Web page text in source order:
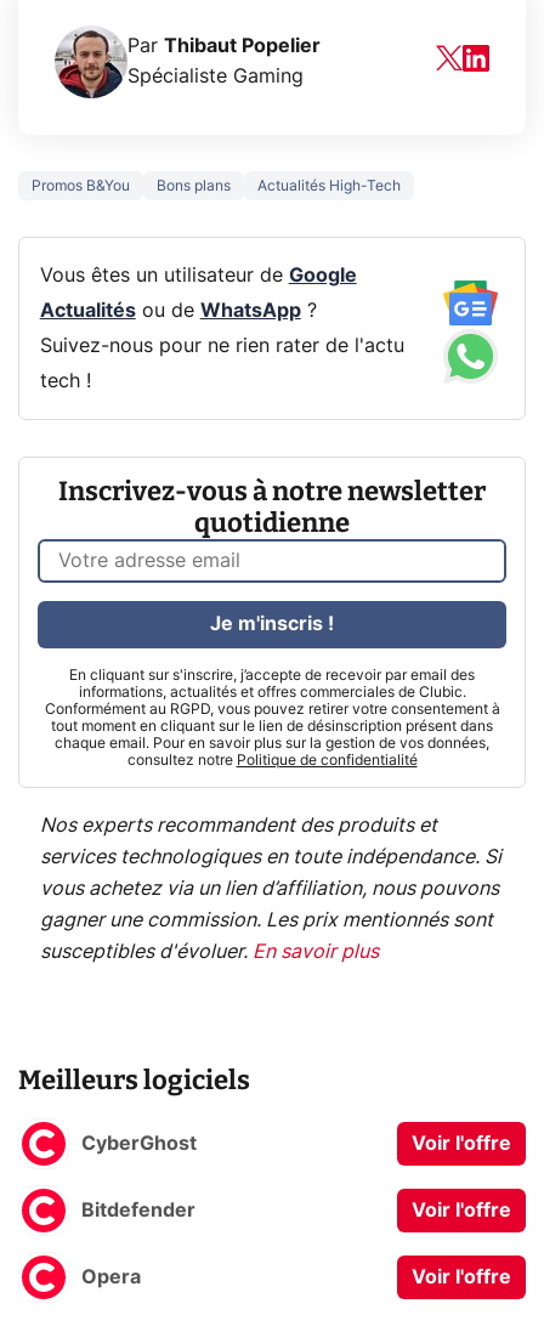
Par Thibaut Popelier
Spécialiste Gaming
Promos B&You Bons plans Actualités High-Tech
Vous êtes un utilisateur de Google
Actualitésou de WhatsApp?
Suivez-nous pour ne rien rater de l'actu
tech !
Inscrivez-vous à notre newsletter
quotidienne
En cliquant sur s'inscrire, j’accepte de recevoir par email des
informations, actualités et offres commerciales de Clubic.
Conformément au RGPD, vous pouvez retirer votre consentement à
tout moment en cliquant sur le lien de désinscription présent dans
chaque email. Pour en savoir plus sur la gestion de vos données,
consultez notre Politique de confidentialité
Je m'inscris !
Nos experts recommandent des produits et
services technologiques en toute indépendance. Si
vous achetez via un lien d’affiliation, nous pouvons
gagner une commission. Les prix mentionnés sont
susceptibles d'évoluer. En savoir plus
Meilleurs logiciels
CyberGhost Voir l'offre
Bitdefender Voir l'offre
Opera Voir l'offre